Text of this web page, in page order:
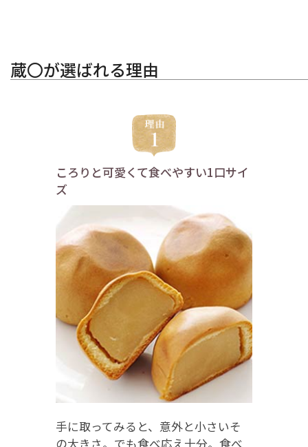
蔵〇が選ばれる理由
ころりと可愛くて食べやすい1口サイ
ズ
手に取ってみると、意外と小さいそ
の大きさ。でも食べ応え十分。食べ